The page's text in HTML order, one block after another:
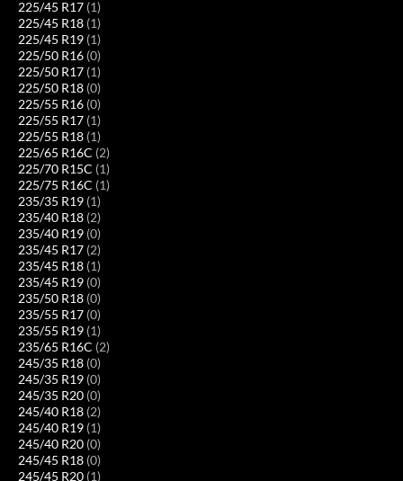
225/45 R17 (1)
225/45 R18 (1)
225/45 R19 (1)
225/50 R16 (0)
225/50 R17 (1)
225/50 R18 (0)
225/55 R16 (0)
225/55 R17 (1)
225/55 R18 (1)
225/65 R16C (2)
225/70 R15C (1)
225/75 R16C (1)
235/35 R19 (1)
235/40 R18 (2)
235/40 R19 (0)
235/45 R17 (2)
235/45 R18 (1)
235/45 R19 (0)
235/50 R18 (0)
235/55 R17 (0)
235/55 R19 (1)
235/65 R16C (2)
245/35 R18 (0)
245/35 R19 (0)
245/35 R20 (0)
245/40 R18 (2)
245/40 R19 (1)
245/40 R20 (0)
245/45 R18 (0)
245/45 R20 (1)